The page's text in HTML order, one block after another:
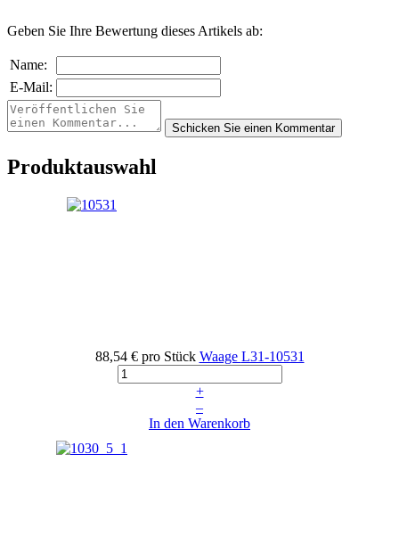
Geben Sie Ihre Bewertung dieses Artikels ab:
Name:
E-Mail:
Produktauswahl
88,54 € pro Stück Waage L31-10531
+
–
In den Warenkorb